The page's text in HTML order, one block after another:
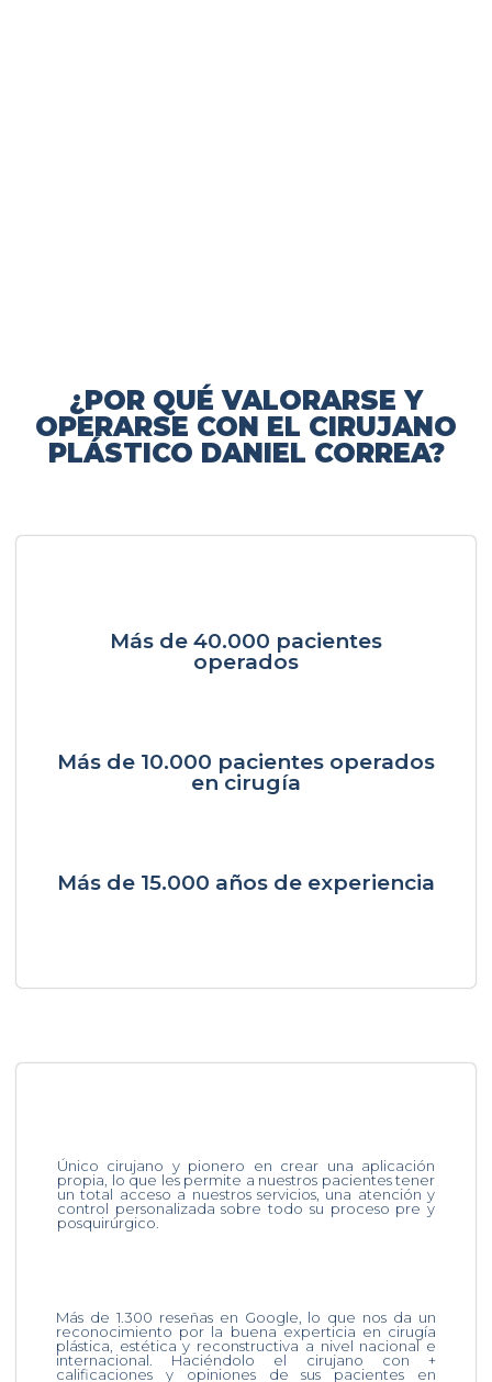
¿POR QUÉ VALORARSE Y
OPERARSE CON EL CIRUJANO
PLÁSTICO DANIEL CORREA?
Más de 40.000 pacientes
operados
Más de 10.000 pacientes operados
en cirugía
Más de 15.000 años de experiencia
Único cirujano y pionero en crear una aplicación
propia, lo que les permite a nuestros pacientes tener
un total acceso a nuestros servicios, una atención y
control personalizada sobre todo su proceso pre y
posquirúrgico.
Más de 1.300 reseñas en Google, lo que nos da un
reconocimiento por la buena experticia en cirugía
plástica, estética y reconstructiva a nivel nacional e
internacional. Haciéndolo el cirujano con +
calificaciones y opiniones de sus pacientes en